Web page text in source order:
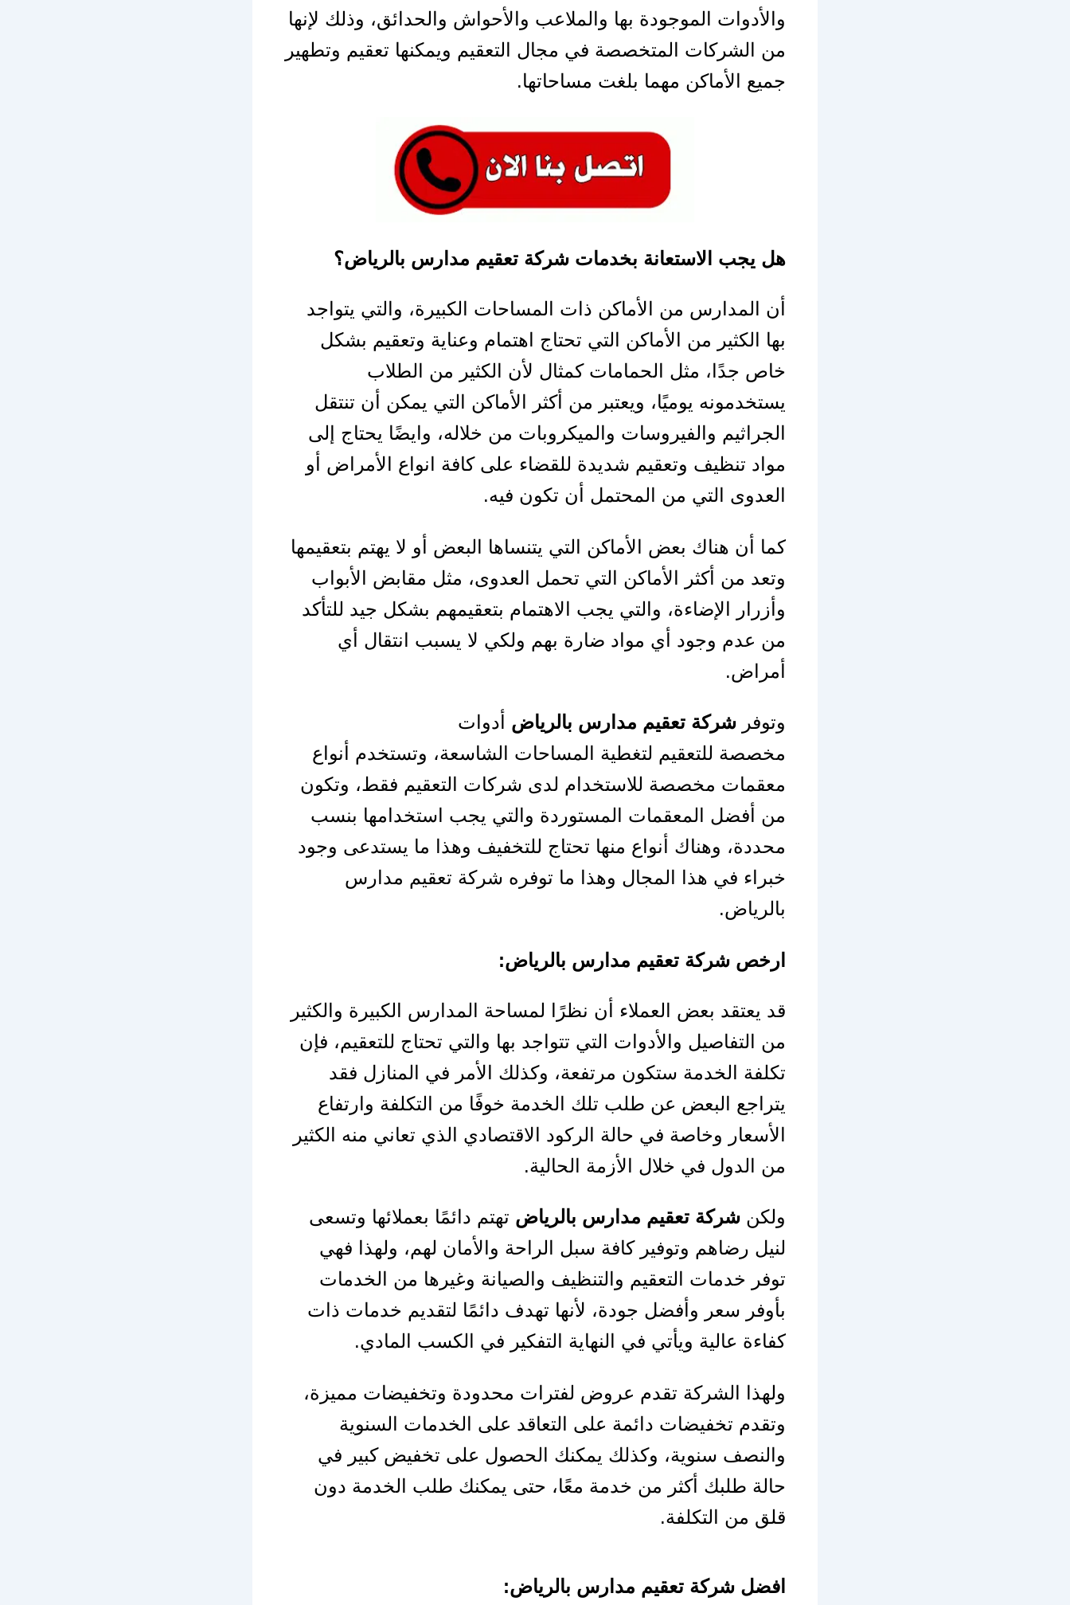
والأدوات الموجودة بها والملاعب والأحواش والحدائق، وذلك لإنها
من الشركات المتخصصة في مجال التعقيم ويمكنها تعقيم وتطهير
جميع الأماكن مهما بلغت مساحاتها.
هل يجب الاستعانة بخدمات شركة تعقيم مدارس بالرياض؟
أن المدارس من الأماكن ذات المساحات الكبيرة، والتي يتواجد
بها الكثير من الأماكن التي تحتاج اهتمام وعناية وتعقيم بشكل
خاص جدًا، مثل الحمامات كمثال لأن الكثير من الطلاب
يستخدمونه يوميًا، ويعتبر من أكثر الأماكن التي يمكن أن تنتقل
الجراثيم والفيروسات والميكروبات من خلاله، وايضًا يحتاج إلى
مواد تنظيف وتعقيم شديدة للقضاء على كافة انواع الأمراض أو
العدوى التي من المحتمل أن تكون فيه.
كما أن هناك بعض الأماكن التي يتنساها البعض أو لا يهتم بتعقيمها
وتعد من أكثر الأماكن التي تحمل العدوى، مثل مقابض الأبواب
وأزرار الإضاءة، والتي يجب الاهتمام بتعقيمهم بشكل جيد للتأكد
من عدم وجود أي مواد ضارة بهم ولكي لا يسبب انتقال أي
أمراض.
وتوفر شركة تعقيم مدارس بالرياض أدوات
مخصصة للتعقيم لتغطية المساحات الشاسعة، وتستخدم أنواع
معقمات مخصصة للاستخدام لدى شركات التعقيم فقط، وتكون
من أفضل المعقمات المستوردة والتي يجب استخدامها بنسب
محددة، وهناك أنواع منها تحتاج للتخفيف وهذا ما يستدعى وجود
خبراء في هذا المجال وهذا ما توفره شركة تعقيم مدارس
بالرياض.
ارخص شركة تعقيم مدارس بالرياض:
قد يعتقد بعض العملاء أن نظرًا لمساحة المدارس الكبيرة والكثير
من التفاصيل والأدوات التي تتواجد بها والتي تحتاج للتعقيم، فإن
تكلفة الخدمة ستكون مرتفعة، وكذلك الأمر في المنازل فقد
يتراجع البعض عن طلب تلك الخدمة خوفًا من التكلفة وارتفاع
الأسعار وخاصة في حالة الركود الاقتصادي الذي تعاني منه الكثير
من الدول في خلال الأزمة الحالية.
ولكن شركة تعقيم مدارس بالرياض تهتم دائمًا بعملائها وتسعى
لنيل رضاهم وتوفير كافة سبل الراحة والأمان لهم، ولهذا فهي
توفر خدمات التعقيم والتنظيف والصيانة وغيرها من الخدمات
بأوفر سعر وأفضل جودة، لأنها تهدف دائمًا لتقديم خدمات ذات
كفاءة عالية ويأتي في النهاية التفكير في الكسب المادي.
ولهذا الشركة تقدم عروض لفترات محدودة وتخفيضات مميزة،
وتقدم تخفيضات دائمة على التعاقد على الخدمات السنوية
والنصف سنوية، وكذلك يمكنك الحصول على تخفيض كبير في
حالة طلبك أكثر من خدمة معًا، حتى يمكنك طلب الخدمة دون
قلق من التكلفة.
افضل شركة تعقيم مدارس بالرياض: